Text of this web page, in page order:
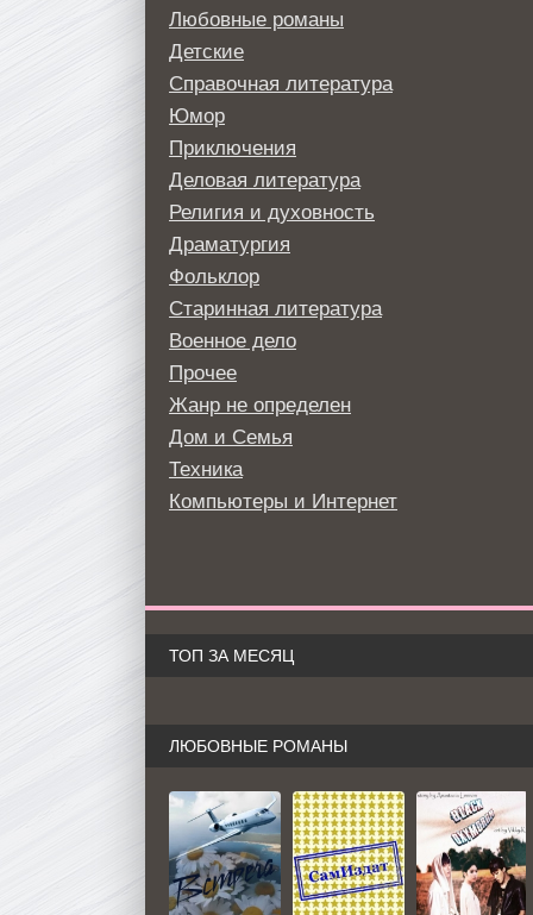
Любовные романы
Детские
Справочная литература
Юмор
Приключения
Деловая литература
Религия и духовность
Драматургия
Фольклор
Старинная литература
Военное дело
Прочее
Жанр не определен
Дом и Семья
Техника
Компьютеры и Интернет
ТОП ЗА МЕСЯЦ
ЛЮБОВНЫЕ РОМАНЫ